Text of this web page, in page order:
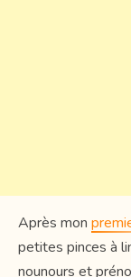
Après mon
petites pinces à
nounours et